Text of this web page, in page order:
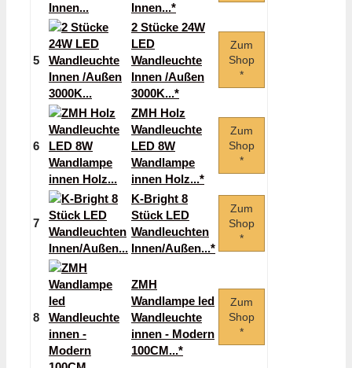
Innen...*
5
2 Stücke 24W
LED
Wandleuchte
Innen /Außen
3000K...*
Zum
Shop
*
6
ZMH Holz
Wandleuchte
LED 8W
Wandlampe
innen Holz...*
Zum
Shop
*
7
K-Bright 8
Stück LED
Wandleuchten
Innen/Außen...*
Zum
Shop
*
8
ZMH
Wandlampe led
Wandleuchte
innen - Modern
100CM...*
Zum
Shop
*